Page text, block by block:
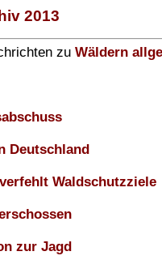
2013
zu Wäldern
Deutschland
Waldschutzziele
zur Jagd